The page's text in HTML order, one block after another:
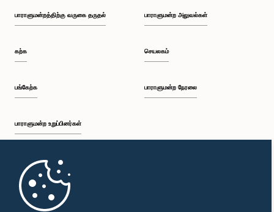
பாராளுமன்றத்திற்கு வருகை தருதல்
கற்க
பங்கேற்க
பாராளுமன்ற உறுப்பினர்கள்
முதற்பக்கம்
பாராளுமன்ற அலுவல்கள்
செயலகம்
பாராளுமன்ற நேரலை
பாராளுமன்ற கையடக்க செயலி